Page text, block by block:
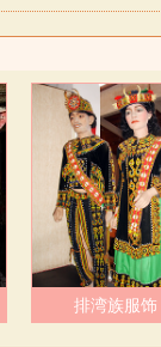
排湾族服饰